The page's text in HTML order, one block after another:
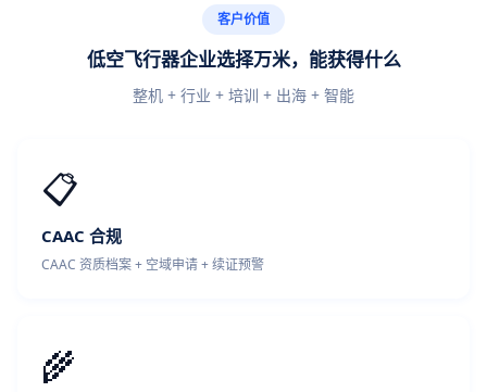
客户价值
低空飞行器企业选择万米，能获得什么
整机 + 行业 + 培训 + 出海 + 智能
📋
CAAC 合规
CAAC 资质档案 + 空域申请 + 续证预警
🌾